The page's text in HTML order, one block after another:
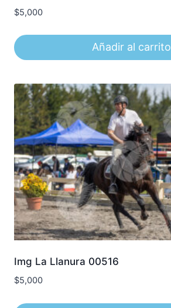
$5,000
Añadir al carrito
Img La Llanura 00516
$5,000